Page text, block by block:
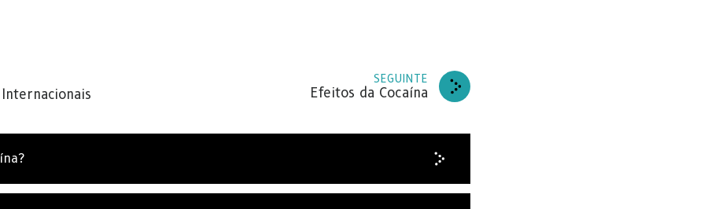
SEGUINTE
Efeitos da Cocaína
as nossas últimas notícias e atualizações na sua caixa de